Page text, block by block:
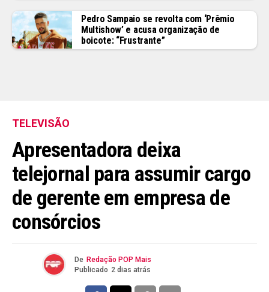
Pedro Sampaio se revolta com ‘Prêmio
Multishow’ e acusa organização de
boicote: “Frustrante”
TELEVISÃO
Apresentadora deixa
telejornal para assumir cargo
de gerente em empresa de
consórcios
De Redação POP Mais
Publicado 2 dias atrás